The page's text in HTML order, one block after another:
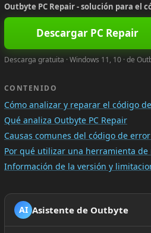
Outbyte PC Repair - solución para el
Descargar PC Repair
Descarga gratuita · Windows 11, 10 · de
CONTENIDO
Cómo analizar y reparar el código
Qué analiza Outbyte PC Repair
Causas comunes del código de
Por qué utilizar una herramienta de
Información de la versión y
AI Asistente de Outbyte